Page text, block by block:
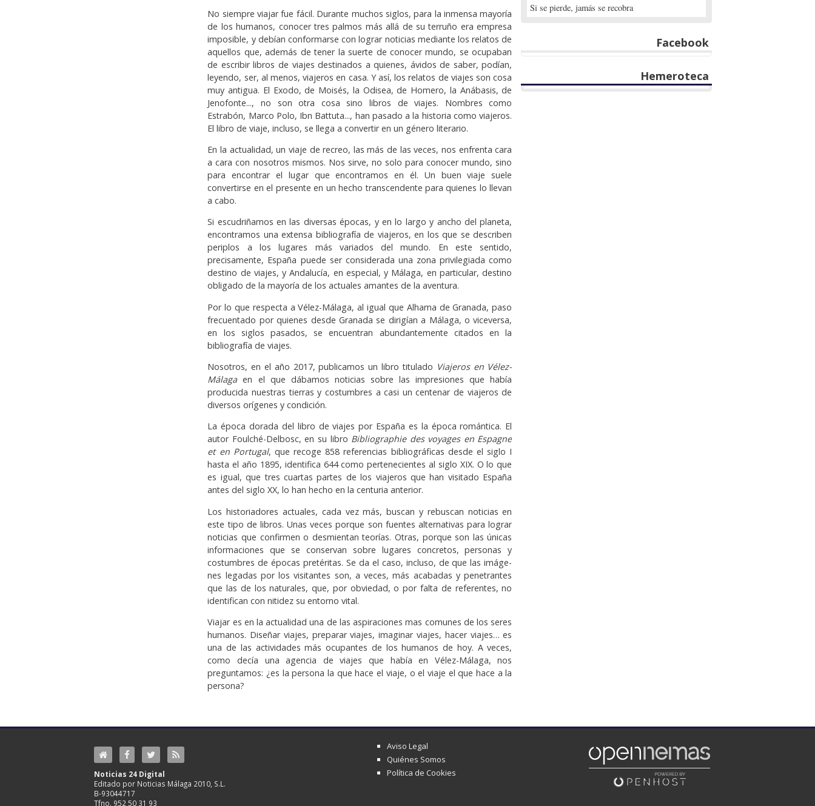
No siempre viajar fue fácil. Durante muchos siglos, para la inmensa mayoría
de los humanos, conocer tres palmos más allá de su terruño era empresa
imposi­ble, y debían conformarse con lograr noticias mediante los relatos de
aquellos que, además de tener la suerte de conocer mundo, se ocupaban
de escribir libros de viajes destinados a quienes, ávidos de saber, podían,
leyendo, ser, al menos, viajeros en casa. Y así, los relatos de viajes son cosa
muy antigua. El Exodo, de Moisés, la Odisea, de Homero, la Anába­sis, de
Jenofonte..., no son otra cosa sino libros de viajes. Nombres como
Estrabón, Marco Polo, Ibn Battu­ta..., han pasado a la historia como viajeros.
El libro de viaje, incluso, se llega a convertir en un género literario.
En la actualidad, un viaje de recreo, las más de las veces, nos enfrenta cara
a cara con nosotros mismos. Nos sirve, no solo para conocer mundo, sino
para encontrar el lugar que encontramos en él. Un buen viaje suele
convertirse en el presente en un hecho transcendente para quienes lo llevan
a cabo.
Si escudriñamos en las diversas épocas, y en lo largo y ancho del planeta,
encontramos una extensa bibliografía de viajeros, en los que se describen
periplos a los lugares más variados del mundo. En este sentido,
precisamente, España puede ser considerada una zona privile­giada como
destino de viajes, y Andalucía, en especial, y Málaga, en particu­lar, destino
obligado de la mayoría de los actuales amantes de la aventura.
Por lo que respecta a Vélez-Málaga, al igual que Alhama de Granada, paso
frecuenta­do por quienes desde Granada se dirigían a Málaga, o viceversa,
en los siglos pasados, se encuentran abundantemente citados en la
bibliografía de viajes.
Nosotros, en el año 2017, publicamos un libro titulado Viajeros en Vé­lez-
Málagaen el que dábamos noticias sobre las impresiones que había
producida nuestras tierras y costumbres a casi un centenar de viajeros de
diversos orígenes y condición.
La época dorada del libro de viajes por España es la época romántica. El
autor Foulché-Delbosc, en su libro Bibliographie des voyages en Espagne
et en Portugal, que recoge 858 referen­cias bibliográficas desde el siglo I
hasta el año 1895, identifica 644 como pertenecientes al siglo XIX. O lo que
es igual, que tres cuartas partes de los viajeros que han visitado España
antes del siglo XX, lo han hecho en la centuria anterior.
Los historiadores actuales, cada vez más, buscan y rebuscan noticias en
este tipo de libros. Unas veces porque son fuentes alternativas para lograr
noticias que confirmen o desmientan teorías. Otras, porque son las únicas
in­forma­ciones que se conser­van sobre lugares concretos, personas y
costumbres de épocas pretéri­tas. Se da el caso, incluso, de que las imáge­
nes legadas por los visitantes son, a veces, más acabadas y penetrantes
que las de los natura­les, que, por obviedad, o por falta de referentes, no
identifi­can con nitidez su entorno vital.
Viajar es en la actualidad una de las aspiraciones mas comunes de los seres
humanos. Diseñar viajes, preparar viajes, imaginar viajes, hacer viajes… es
una de las actividades más ocupantes de los humanos de hoy. A veces,
como decía una agencia de viajes que había en Vélez-Málaga, nos
preguntamos: ¿es la persona la que hace el viaje, o el viaje el que hace a la
persona?
Si se pierde, jamás se recobra
Facebook
Hemeroteca
Noticias 24 Digital
Editado por Noticias Málaga 2010, S.L.
B-93044717
Tfno. 952 50 31 93
Aviso Legal
Quiénes Somos
Política de Cookies